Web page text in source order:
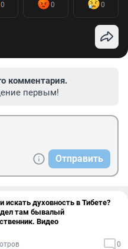
0 0 0
комментария.
первым!
Отправить
искать духовность в Тибете?
там бывалый
Видео
0